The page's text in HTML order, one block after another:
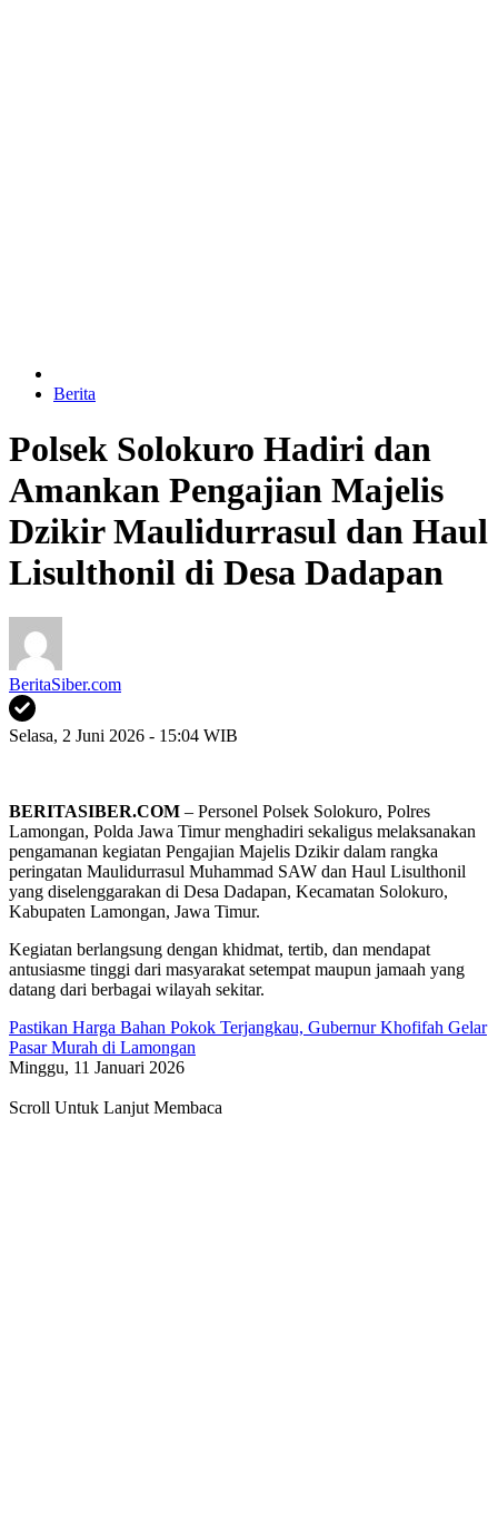
Berita
Polsek Solokuro Hadiri dan
Amankan Pengajian Majelis
Dzikir Maulidurrasul dan Haul
Lisulthonil di Desa Dadapan
BeritaSiber.com
Selasa, 2 Juni 2026 - 15:04 WIB
BERITASIBER.COM – Personel Polsek Solokuro, Polres
Lamongan, Polda Jawa Timur menghadiri sekaligus melaksanakan
pengamanan kegiatan Pengajian Majelis Dzikir dalam rangka
peringatan Maulidurrasul Muhammad SAW dan Haul Lisulthonil
yang diselenggarakan di Desa Dadapan, Kecamatan Solokuro,
Kabupaten Lamongan, Jawa Timur.
Kegiatan berlangsung dengan khidmat, tertib, dan mendapat
antusiasme tinggi dari masyarakat setempat maupun jamaah yang
datang dari berbagai wilayah sekitar.
Pastikan Harga Bahan Pokok Terjangkau, Gubernur Khofifah Gelar
Pasar Murah di Lamongan
Minggu, 11 Januari 2026
Scroll Untuk Lanjut Membaca